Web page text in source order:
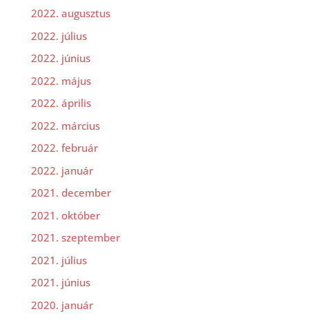
2022. augusztus
2022. július
2022. június
2022. május
2022. április
2022. március
2022. február
2022. január
2021. december
2021. október
2021. szeptember
2021. július
2021. június
2020. január